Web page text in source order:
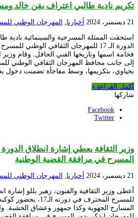
تكريم نادية طالبي اعتراف بفن خالد
21 ديسمبر، 2024 أخبارنا المهرجان الوطني
استحقت الممثلة المسرحية والسينمائية نادية
الدورة الـ 17 للمهرجان الثقافي الوطني
فخامة اسمها وتاريخها الفني الحافل. وقام وزير
إلى جانب محافظ المهرجان الثقافي الوطني
يحياوي، بتكريمها، وسط مفاجأة تضمنت دخول
أكمل القراءة »
شاركها
Facebook
Twitter
المسرح في مرافقة القضية الوطنية
21 ديسمبر، 2024 أخبارنا, المهرجان الوطني
أعطى وزير الثقافية والفنون، زهير بللو إشارة
للمسرح المحترف في
المسارح الجهوية وكذا جمهور وعشاق الخشبة.